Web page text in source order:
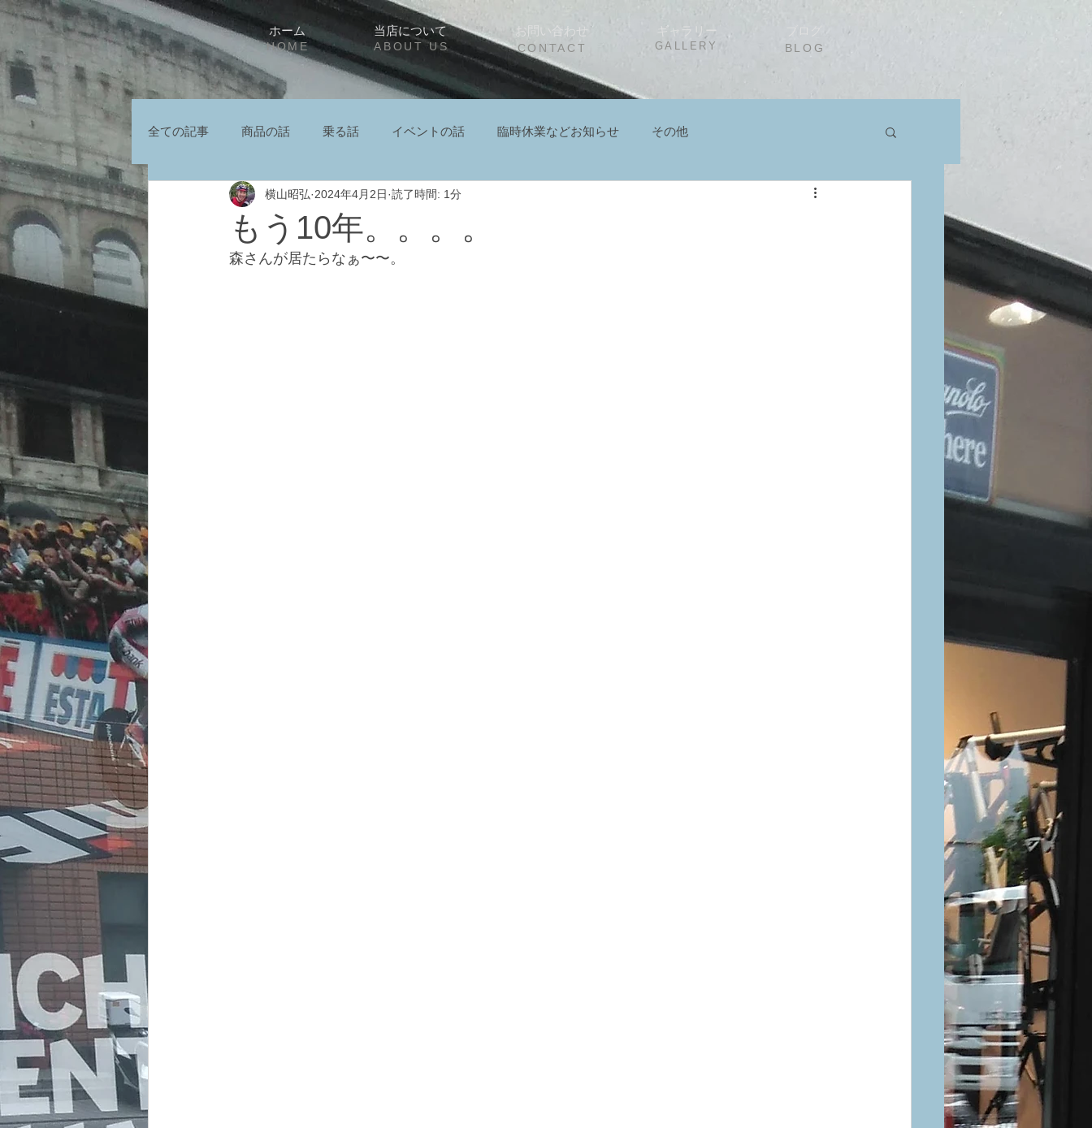
ホーム 当店について お問い合わせ ギャラリー
HOME ABOUT US GALLERY
CONTACT BLOG
全ての記事 商品の話 乗る話 イベントの話 臨時休業などお知らせ その他
もう10年。。。。
横山昭弘 2024年4月2日 読了時間: 1分
森さんが居たらなぁ〜〜。